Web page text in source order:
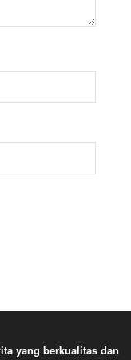
yang berkualitas dan